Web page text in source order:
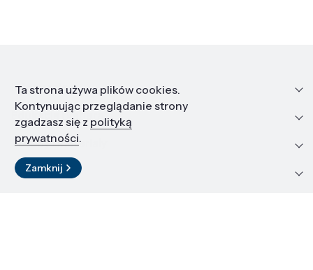
Informacje
Edukacja i kariera
Zasoby i materiały
Kontakt
Ta strona używa plików cookies.
Kontynuując przeglądanie strony
zgadzasz się z polityką
prywatności.
Zamknij